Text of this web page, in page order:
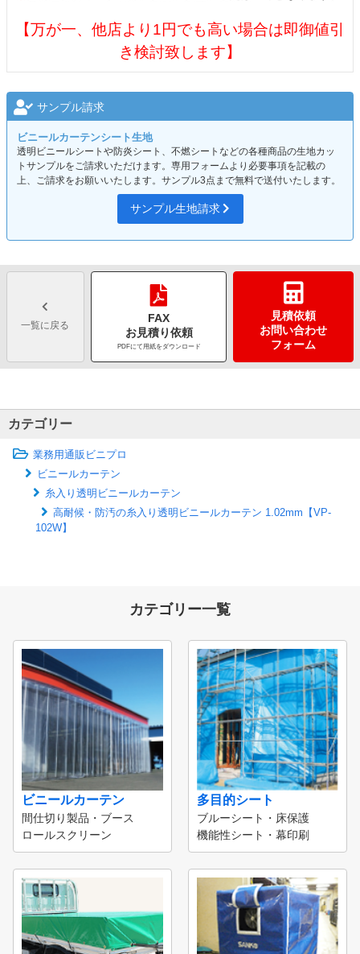
【万が一、他店より1円でも高い場合は即御値引
き検討致します】
サンプル請求
ビニールカーテンシート生地
透明ビニールシートや防炎シート、不燃シートなどの各種商品の生地カッ
トサンプルをご請求いただけます。専用フォームより必要事項を記載の
上、ご請求をお願いいたします。サンプル3点まで無料で送付いたします。
サンプル生地請求
一覧に戻る
FAX
お見積り依頼
PDFにて用紙をダウンロード
見積依頼
お問い合わせ
フォーム
カテゴリー
業務用通販ビニプロ
ビニールカーテン
糸入り透明ビニールカーテン
高耐候・防汚の糸入り透明ビニールカーテン 1.02mm【VP-
102W】
カテゴリー一覧
ビニールカーテン
間仕切り製品・ブース
ロールスクリーン
多目的シート
ブルーシート・床保護
機能性シート・幕印刷